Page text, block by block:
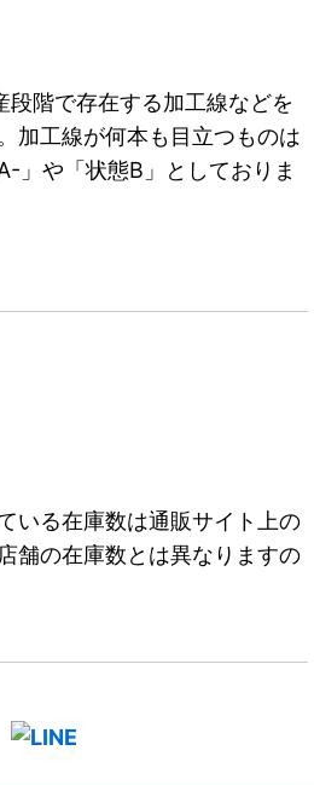
段階で存在する加工線などを
加工線が何本も目立つものは
」や「状態B」としておりま
いる在庫数は通販サイト上の
舗の在庫数とは異なりますの